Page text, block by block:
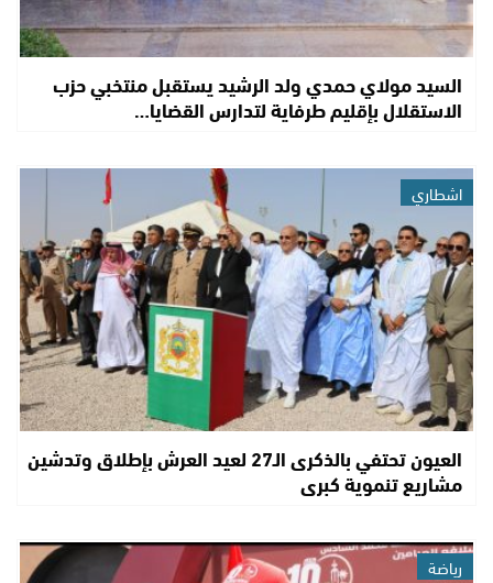
السيد مولاي حمدي ولد الرشيد يستقبل منتخبي حزب
الاستقلال بإقليم طرفاية لتدارس القضايا…
اشطاري
العيون تحتفي بالذكرى الـ27 لعيد العرش بإطلاق وتدشين
مشاريع تنموية كبرى
رياضة